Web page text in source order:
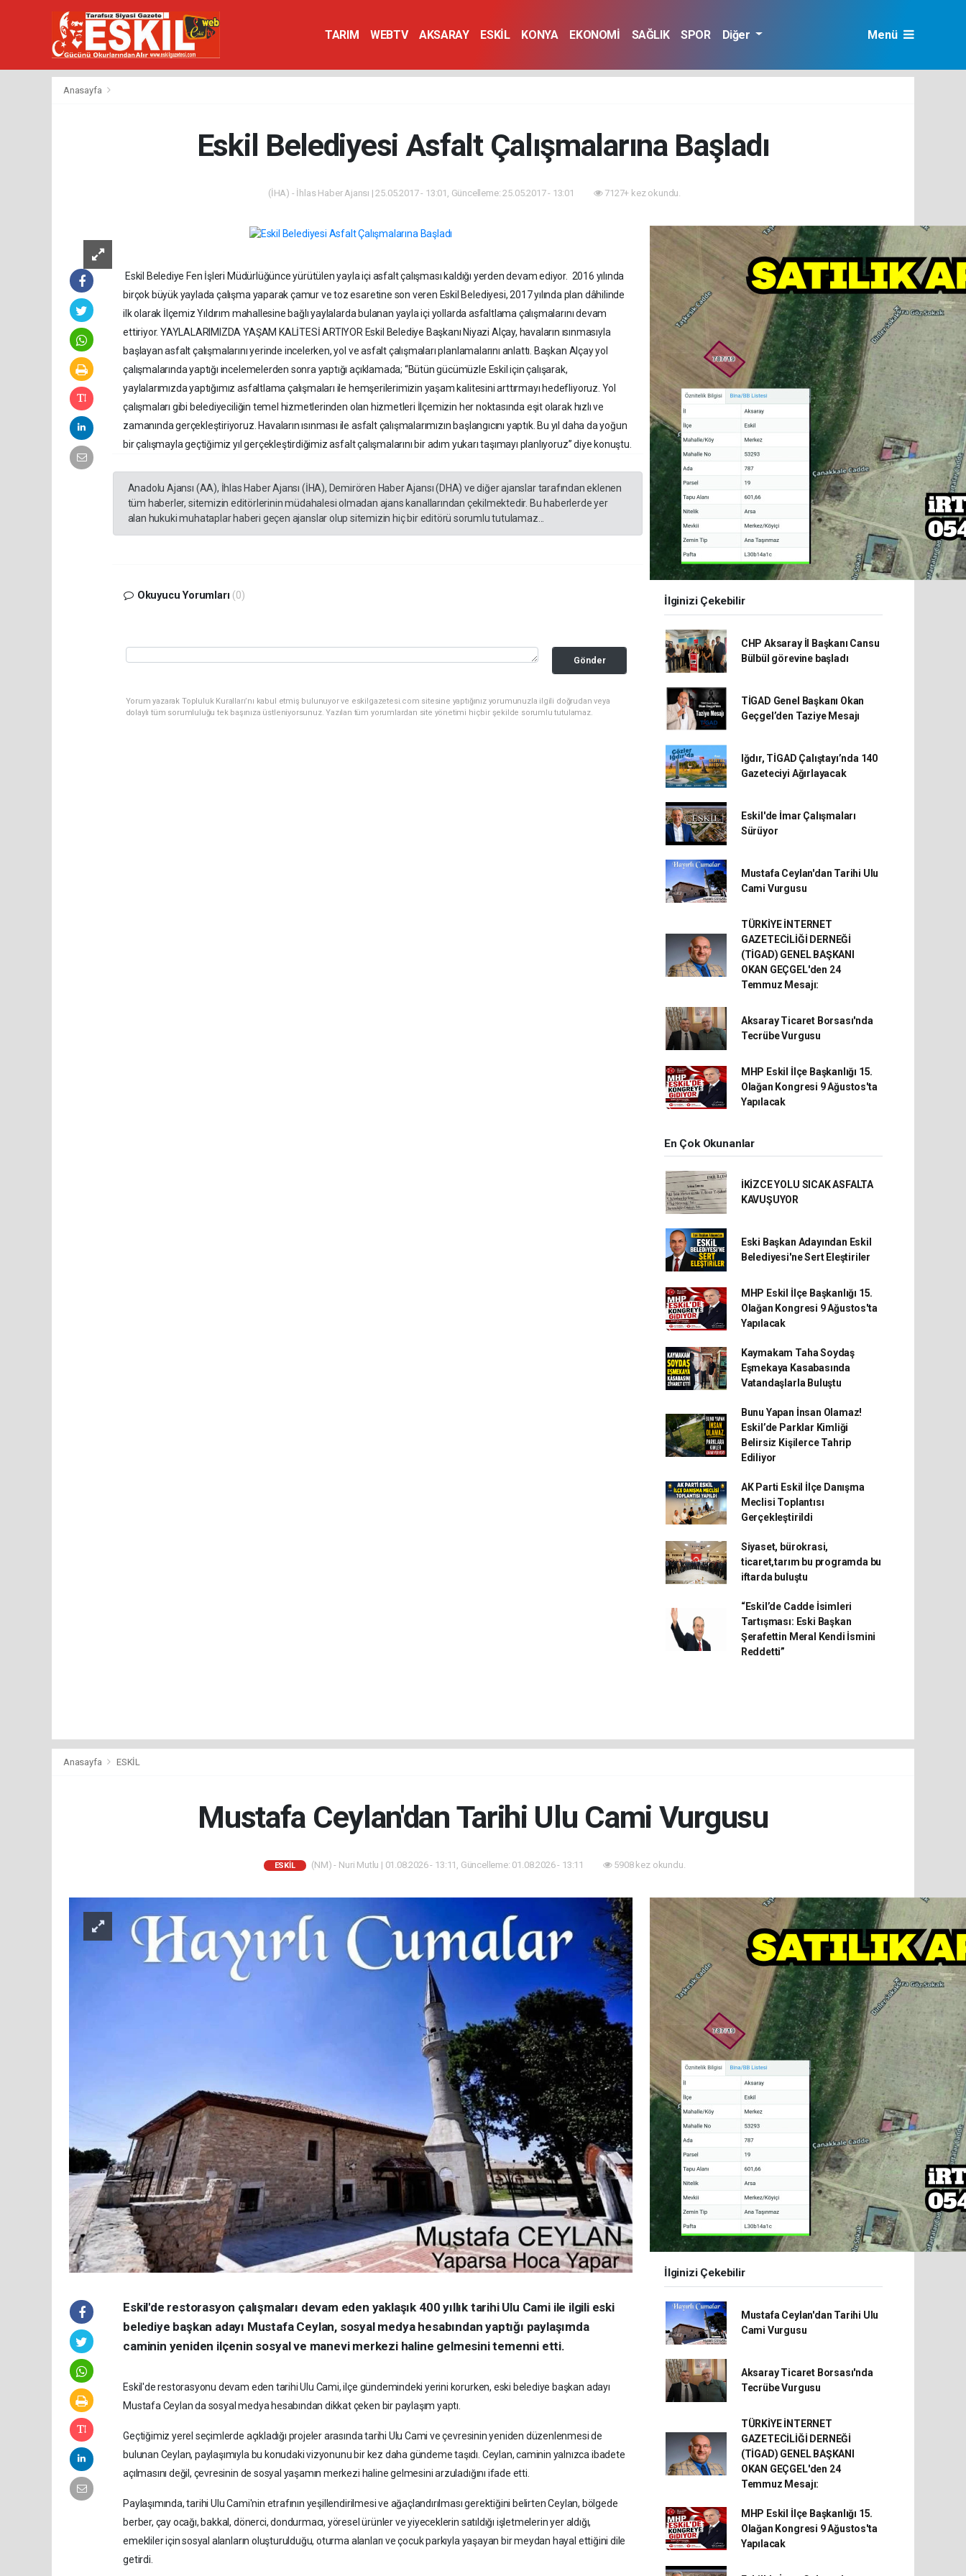
TARIM WEBTV AKSARAY ESKİL KONYA EKONOMİ SAĞLIK SPOR Diğer Menü
Anasayfa
Eskil Belediyesi Asfalt Çalışmalarına Başladı
(İHA) - İhlas Haber Ajansı | 25.05.2017 - 13:01, Güncelleme: 25.05.2017 - 13:01 7127+ kez okundu.
Eskil Belediye Fen İşleri Müdürlüğünce yürütülen yayla içi asfalt çalışması kaldığı yerden devam ediyor. 2016 yılında
birçok büyük yaylada çalışma yaparak çamur ve toz esaretine son veren Eskil Belediyesi, 2017 yılında plan dâhilinde
ilk olarak İlçemiz Yıldırım mahallesine bağlı yaylalarda bulanan yayla içi yollarda asfaltlama çalışmalarını devam
ettiriyor. YAYLALARIMIZDA YAŞAM KALİTESİ ARTIYOR Eskil Belediye Başkanı Niyazi Alçay, havaların ısınmasıyla
başlayan asfalt çalışmalarını yerinde incelerken, yol ve asfalt çalışmaları planlamalarını anlattı. Başkan Alçay yol
çalışmalarında yaptığı incelemelerden sonra yaptığı açıklamada; “Bütün gücümüzle Eskil için çalışarak,
yaylalarımızda yaptığımız asfaltlama çalışmaları ile hemşerilerimizin yaşam kalitesini arttırmayı hedefliyoruz. Yol
çalışmaları gibi belediyeciliğin temel hizmetlerinden olan hizmetleri İlçemizin her noktasında eşit olarak hızlı ve
zamanında gerçekleştiriyoruz. Havaların ısınması ile asfalt çalışmalarımızın başlangıcını yaptık. Bu yıl daha da yoğun
bir çalışmayla geçtiğimiz yıl gerçekleştirdiğimiz asfalt çalışmalarını bir adım yukarı taşımayı planlıyoruz” diye konuştu.
Anadolu Ajansı (AA), İhlas Haber Ajansı (İHA), Demirören Haber Ajansı (DHA) ve diğer ajanslar tarafından eklenen
tüm haberler, sitemizin editörlerinin müdahalesi olmadan ajans kanallarından çekilmektedir. Bu haberlerde yer
alan hukuki muhataplar haberi geçen ajanslar olup sitemizin hiç bir editörü sorumlu tutulamaz...
Okuyucu Yorumları (0)
Gönder
Yorum yazarak Topluluk Kuralları’nı kabul etmiş bulunuyor ve eskilgazetesi.com sitesine yaptığınız yorumunuzla ilgili doğrudan veya
dolaylı tüm sorumluluğu tek başınıza üstleniyorsunuz. Yazılan tüm yorumlardan site yönetimi hiçbir şekilde sorumlu tutulamaz.
İlginizi Çekebilir
CHP Aksaray İl Başkanı Cansu
Bülbül görevine başladı
TİGAD Genel Başkanı Okan
Geçgel’den Taziye Mesajı
Iğdır, TİGAD Çalıştayı’nda 140
Gazeteciyi Ağırlayacak
Eskil'de İmar Çalışmaları
Sürüyor
Mustafa Ceylan'dan Tarihi Ulu
Cami Vurgusu
TÜRKİYE İNTERNET
GAZETECİLİĞİ DERNEĞİ
(TİGAD) GENEL BAŞKANI
OKAN GEÇGEL'den 24
Temmuz Mesajı:
Aksaray Ticaret Borsası'nda
Tecrübe Vurgusu
MHP Eskil İlçe Başkanlığı 15.
Olağan Kongresi 9 Ağustos'ta
Yapılacak
En Çok Okunanlar
İKİZCE YOLU SICAK ASFALTA
KAVUŞUYOR
Eski Başkan Adayından Eskil
Belediyesi'ne Sert Eleştiriler
MHP Eskil İlçe Başkanlığı 15.
Olağan Kongresi 9 Ağustos'ta
Yapılacak
Kaymakam Taha Soydaş
Eşmekaya Kasabasında
Vatandaşlarla Buluştu
Bunu Yapan İnsan Olamaz!
Eskil’de Parklar Kimliği
Belirsiz Kişilerce Tahrip
Ediliyor
AK Parti Eskil İlçe Danışma
Meclisi Toplantısı
Gerçekleştirildi
Siyaset, bürokrasi,
ticaret,tarım bu programda bu
iftarda buluştu
“Eskil’de Cadde İsimleri
Tartışması: Eski Başkan
Şerafettin Meral Kendi İsmini
Reddetti”
Anasayfa ESKİL
Mustafa Ceylan'dan Tarihi Ulu Cami Vurgusu
ESKİL (NM) - Nuri Mutlu | 01.08.2026 - 13:11, Güncelleme: 01.08.2026 - 13:11 5908 kez okundu.
Eskil'de restorasyon çalışmaları devam eden yaklaşık 400 yıllık tarihi Ulu Cami ile ilgili eski
belediye başkan adayı Mustafa Ceylan, sosyal medya hesabından yaptığı paylaşımda
caminin yeniden ilçenin sosyal ve manevi merkezi haline gelmesini temenni etti.
Eskil'de restorasyonu devam eden tarihi Ulu Cami, ilçe gündemindeki yerini korurken, eski belediye başkan adayı
Mustafa Ceylan da sosyal medya hesabından dikkat çeken bir paylaşım yaptı.
Geçtiğimiz yerel seçimlerde açıkladığı projeler arasında tarihi Ulu Cami ve çevresinin yeniden düzenlenmesi de
bulunan Ceylan, paylaşımıyla bu konudaki vizyonunu bir kez daha gündeme taşıdı. Ceylan, caminin yalnızca ibadete
açılmasını değil, çevresinin de sosyal yaşamın merkezi haline gelmesini arzuladığını ifade etti.
Paylaşımında, tarihi Ulu Cami'nin etrafının yeşillendirilmesi ve ağaçlandırılması gerektiğini belirten Ceylan, bölgede
berber, çay ocağı, bakkal, dönerci, dondurmacı, yöresel ürünler ve yiyeceklerin satıldığı işletmelerin yer aldığı,
emekliler için sosyal alanların oluşturulduğu, oturma alanları ve çocuk parkıyla yaşayan bir meydan hayal ettiğini dile
getirdi.
İlginizi Çekebilir
Mustafa Ceylan'dan Tarihi Ulu
Cami Vurgusu
Aksaray Ticaret Borsası'nda
Tecrübe Vurgusu
TÜRKİYE İNTERNET
GAZETECİLİĞİ DERNEĞİ
(TİGAD) GENEL BAŞKANI
OKAN GEÇGEL'den 24
Temmuz Mesajı:
MHP Eskil İlçe Başkanlığı 15.
Olağan Kongresi 9 Ağustos'ta
Yapılacak